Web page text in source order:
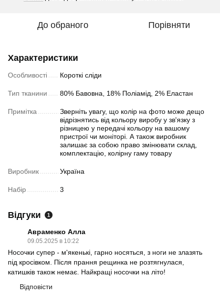
До обраного Порівняти
Характеристики
Особливості Короткі сліди
Тип тканини 80% Бавовна, 18% Поліамід, 2% Еластан
Примітка
Зверніть увагу, що колір на фото може дещо
відрізнятись від кольору виробу у зв'язку з
різницею у передачі кольору на вашому
пристрої чи моніторі. А також виробник
залишає за собою право змінювати склад,
комплектацію, колірну гаму товару
Виробник Україна
Набір 3
Відгуки 1
Авраменко Алла
09.05.2025 в 10:22
Носочки супер - м'якенькі, гарно носяться, з ноги не злазять
під кросівком. Після прання рещинка не розтягнулася,
катишків також немає. Найкращі носочки на літо!
Відповісти